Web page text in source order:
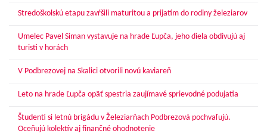
Stredoškolskú etapu zavŕšili maturitou a prijatím do rodiny železiarov
Umelec Pavel Siman vystavuje na hrade Ľupča, jeho diela obdivujú aj
turisti v horách
V Podbrezovej na Skalici otvorili novú kaviareň
Leto na hrade Ľupča opäť spestria zaujímavé sprievodné podujatia
Študenti si letnú brigádu v Železiarňach Podbrezová pochvaľujú.
Oceňujú kolektív aj finančné ohodnotenie